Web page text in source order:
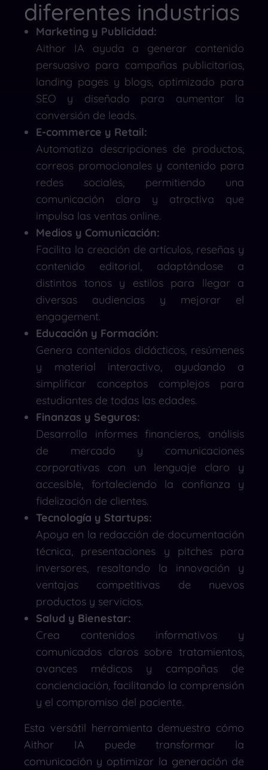
diferentes industrias
Marketing y Publicidad:
Aithor IA ayuda a generar contenido
persuasivo para campañas publicitarias,
landing pages y blogs, optimizado para
SEO y diseñado para aumentar la
conversión de leads.
E-commerce y Retail:
Automatiza descripciones de productos,
correos promocionales y contenido para
redes sociales, permitiendo una
comunicación clara y atractiva que
impulsa las ventas online.
Medios y Comunicación:
Facilita la creación de artículos, reseñas y
contenido editorial, adaptándose a
distintos tonos y estilos para llegar a
diversas audiencias y mejorar el
engagement.
Educación y Formación:
Genera contenidos didácticos, resúmenes
y material interactivo, ayudando a
simplificar conceptos complejos para
estudiantes de todas las edades.
Finanzas y Seguros:
Desarrolla informes financieros, análisis
de mercado y comunicaciones
corporativas con un lenguaje claro y
accesible, fortaleciendo la confianza y
fidelización de clientes.
Tecnología y Startups:
Apoya en la redacción de documentación
técnica, presentaciones y pitches para
inversores, resaltando la innovación y
ventajas competitivas de nuevos
productos y servicios.
Salud y Bienestar:
Crea contenidos informativos y
comunicados claros sobre tratamientos,
avances médicos y campañas de
concienciación, facilitando la comprensión
y el compromiso del paciente.
Esta versátil herramienta demuestra cómo
Aithor IA puede transformar la
comunicación y optimizar la generación de